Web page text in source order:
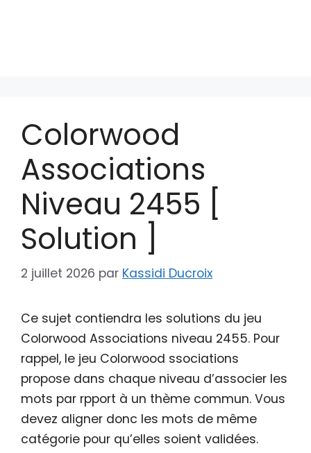
Colorwood
Associations
Niveau 2455 [
Solution ]
2 juillet 2026 par Kassidi Ducroix
Ce sujet contiendra les solutions du jeu
Colorwood Associations niveau 2455. Pour
rappel, le jeu Colorwood ssociations
propose dans chaque niveau d’associer les
mots par rpport à un thème commun. Vous
devez aligner donc les mots de même
catégorie pour qu’elles soient validées.